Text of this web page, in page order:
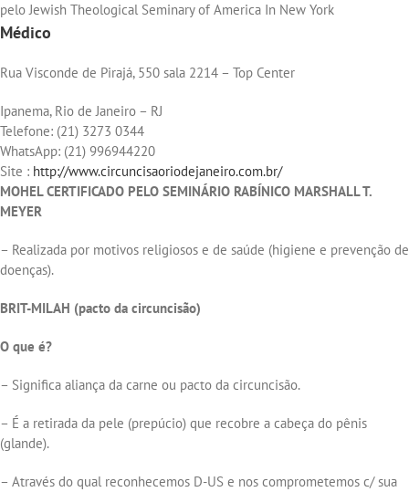
pelo Jewish Theological Seminary of America In New York
Médico
Rua Visconde de Pirajá, 550 sala 2214 – Top Center
Ipanema, Rio de Janeiro – RJ
Telefone: (21) 3273 0344
WhatsApp: (21) 996944220
Site : http://www.circuncisaoriodejaneiro.com.br/
MOHEL CERTIFICADO PELO SEMINÁRIO RABÍNICO MARSHALL T.
MEYER
– Realizada por motivos religiosos e de saúde (higiene e prevenção de
doenças).
BRIT-MILAH (pacto da circuncisão)
O que é?
– Significa aliança da carne ou pacto da circuncisão.
– É a retirada da pele (prepúcio) que recobre a cabeça do pênis
(glande).
– Através do qual reconhecemos D-US e nos comprometemos c/ sua